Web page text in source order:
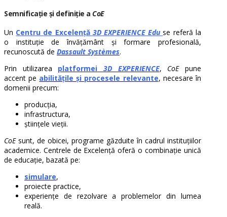
Semnificație și definiție aCoE
Un Centru de Excelență 3DEXPERIENCE Eduse referă la
o instituție de învățământ și formare profesională,
recunoscută de Dassault Systèmes.
Prin utilizarea platformei 3D EXPERIENCE, CoEpune
accent pe abilitățile și procesele relevante, necesare în
domenii precum:
producția,
infrastructura,
științele vieții.
CoEsunt, de obicei, programe găzduite în cadrul instituțiilor
academice. Centrele de Excelență oferă o combinație unică
de educație, bazată pe:
simulare,
proiecte practice,
experiențe de rezolvare a problemelor din lumea
reală.